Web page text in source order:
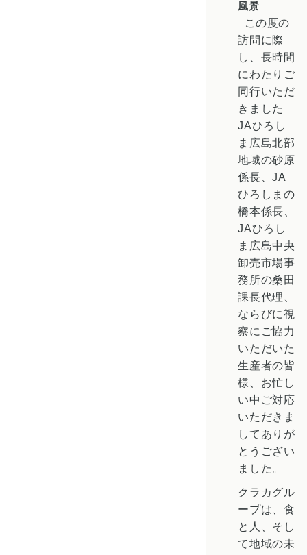
風景
この度の
訪問に際
し、長時間
にわたりご
同行いただ
きました
JAひろし
ま広島北部
地域の砂原
係長、JA
ひろしまの
橋本係長、
JAひろし
ま広島中央
卸売市場事
務所の桑田
課長代理、
ならびに視
察にご協力
いただいた
生産者の皆
様、お忙し
い中ご対応
いただきま
してありが
とうござい
ました。
クラカグル
ープは、食
と人、そし
て地域の未